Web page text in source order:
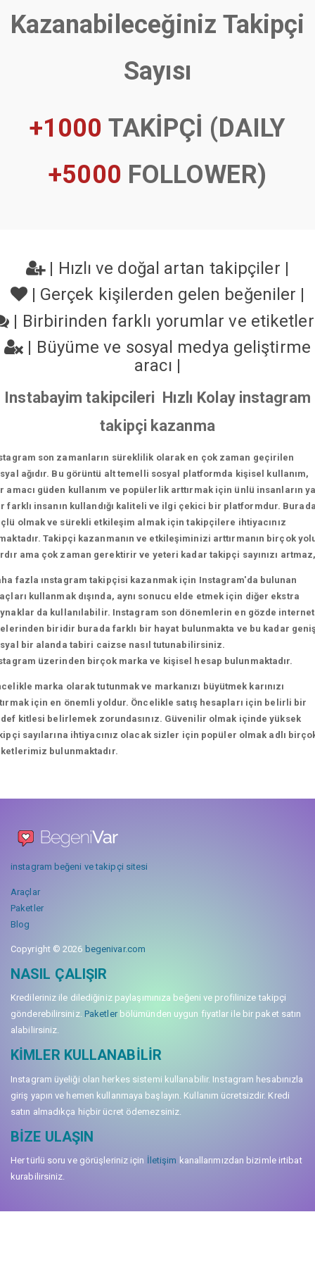
Kazanabileceğiniz Takipçi
Sayısı
+1000 TAKİPÇİ (DAILY
+5000 FOLLOWER)
| Hızlı ve doğal artan takipçiler |
| Gerçek kişilerden gelen beğeniler |
| Birbirinden farklı yorumlar ve
| Büyüme ve sosyal medya geliştirme
aracı |
Instabayim takipcileri Hızlı Kolay instagram
takipçi kazanma
son zamanların süreklilik olarak en çok zaman geçirilen
ağıdır. Bu görüntü alt temelli sosyal platformda kişisel kullanım,
amacı güden kullanım ve popülerlik arttırmak için ünlü insanların
farklı insanın kullandığı kaliteli ve ilgi çekici bir platformdur.
olmak ve sürekli etkileşim almak için takipçilere ihtiyacınız
Takipçi kazanmanın ve etkileşiminizi arttırmanın birçok
ama çok zaman gerektirir ve yeteri kadar takipçi sayınızı
fazla ınstagram takipçisi kazanmak için Instagram'da bulunan
kullanmak dışında, aynı sonucu elde etmek için diğer ekstra
da kullanılabilir. Instagram son dönemlerin en gözde internet
biridir burada farklı bir hayat bulunmakta ve bu kadar
bir alanda tabiri caizse nasıl tutunabilirsiniz.
üzerinden birçok marka ve kişisel hesap bulunmaktadır.
marka olarak tutunmak ve markanızı büyütmek karınızı
için en önemli yoldur. Öncelikle satış hesapları için belirli bir
kitlesi belirlemek zorundasınız. Güvenilir olmak içinde yüksek
sayılarına ihtiyacınız olacak sizler için popüler olmak adlı
bulunmaktadır.
instagram beğeni ve takipçi sitesi
Araçlar
Paketler
Blog
Copyright © 2026 begenivar.com
NASIL ÇALIŞIR
Kredileriniz ile dilediğiniz paylaşımınıza beğeni ve profilinize takipçi
gönderebilirsiniz. Paketlerbölümünden uygun fiyatlar ile bir paket satın
alabilirsiniz.
KIMLER KULLANABILIR
Instagram üyeliği olan herkes sistemi kullanabilir. Instagram hesabınızla
giriş yapın ve hemen kullanmaya başlayın. Kullanım ücretsizdir. Kredi
satın almadıkça hiçbir ücret ödemezsiniz.
BIZE ULAŞIN
Her türlü soru ve görüşleriniz için İletişim kanallarımızdan bizimle irtibat
kurabilirsiniz.